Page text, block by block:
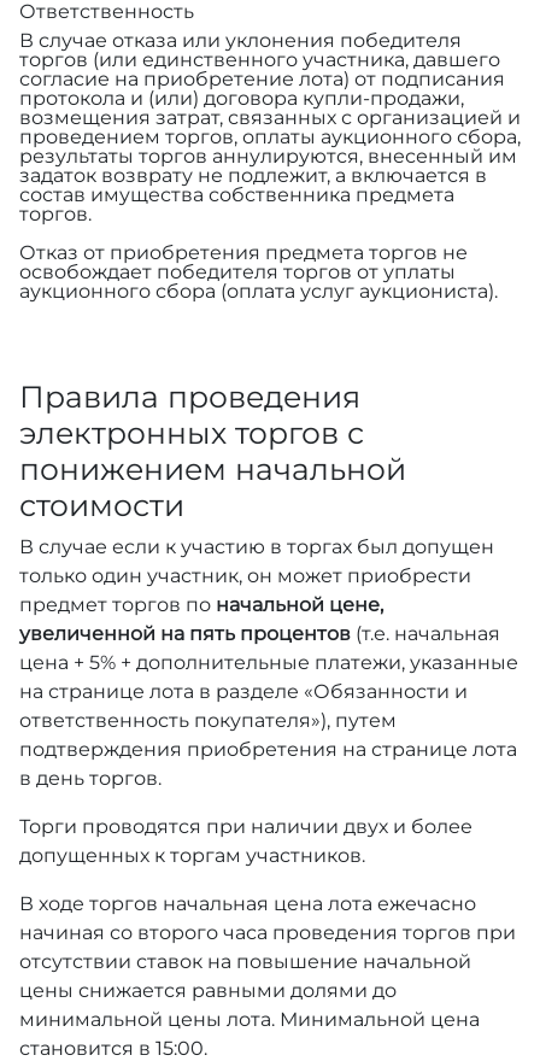
Ответственность
В случае отказа или уклонения победителя
торгов (или единственного участника, давшего
согласие на приобретение лота) от подписания
протокола и (или) договора купли-продажи,
возмещения затрат, связанных с организацией и
проведением торгов, оплаты аукционного сбора,
результаты торгов аннулируются, внесенный им
задаток возврату не подлежит, а включается в
состав имущества собственника предмета
торгов.
Отказ от приобретения предмета торгов не
освобождает победителя торгов от уплаты
аукционного сбора (оплата услуг аукциониста).
Правила проведения
электронных торгов с
понижением начальной
стоимости
В случае если к участию в торгах был допущен
только один участник, он может приобрести
предмет торгов по начальной цене,
увеличенной на пять процентов (т.е. начальная
цена + 5% + дополнительные платежи, указанные
на странице лота в разделе «Обязанности и
ответственность покупателя»), путем
подтверждения приобретения на странице лота
в день торгов.
Торги проводятся при наличии двух и более
допущенных к торгам участников.
В ходе торгов начальная цена лота ежечасно
начиная со второго часа проведения торгов при
отсутствии ставок на повышение начальной
цены снижается равными долями до
минимальной цены лота. Минимальной цена
становится в 15:00.